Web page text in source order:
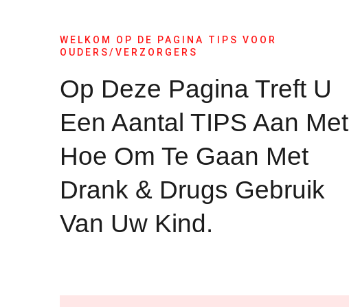
WELKOM OP DE PAGINA TIPS VOOR
OUDERS/VERZORGERS
Op Deze Pagina Treft U
Een Aantal TIPS Aan Met
Hoe Om Te Gaan Met
Drank & Drugs Gebruik
Van Uw Kind.